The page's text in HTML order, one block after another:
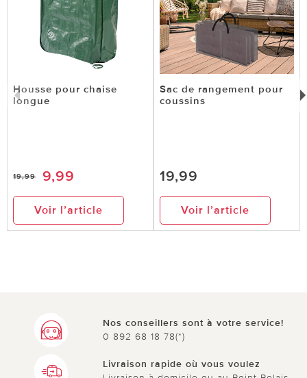
Housse pour chaise
longue
19,99 9,99
Voir l’article
Sac de rangement pour
coussins
19,99
Voir l’article
Nos conseillers sont à votre service!
0 892 68 18 78(*)
Livraison rapide où vous voulez